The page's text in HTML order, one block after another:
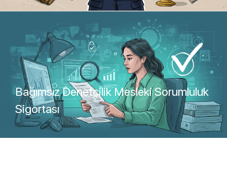
Bağımsız Denetçilik Mesleki Sorumluluk
Sigortası